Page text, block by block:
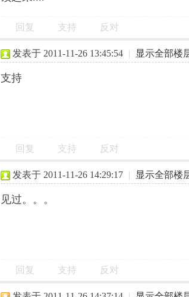
回复 支持 反对
发表于 2011-11-26 13:45:54 | 显示全部楼
支持
回复 支持 反对
发表于 2011-11-26 14:29:17 | 显示全部楼
见过。。。
回复 支持 反对